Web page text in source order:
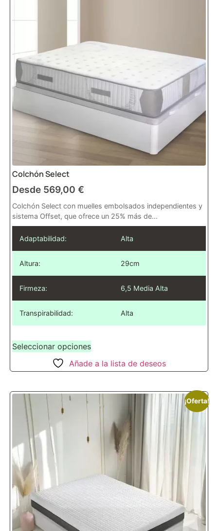
Colchón Select
Desde 569,00 €
Colchón Select con muelles embolsados independientes y
sistema Offset, que ofrece un 25% más de...
Adaptabilidad: Alta
Altura: 29cm
Firmeza: 6,5 Media Alta
Transpirabilidad: Alta
Seleccionar opciones
Añade a la lista de deseos
¡Oferta!